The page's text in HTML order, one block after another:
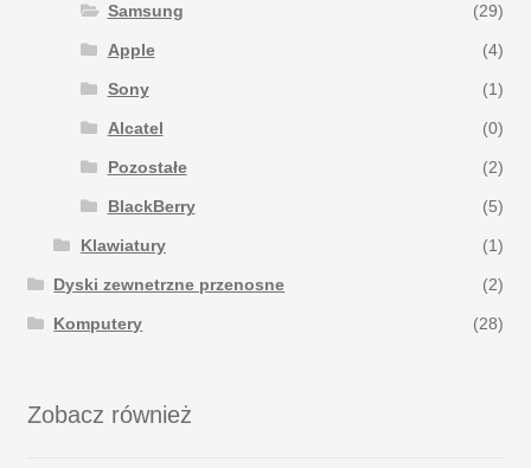
Samsung (29)
Apple (4)
Sony (1)
Alcatel (0)
Pozostałe (2)
BlackBerry (5)
Klawiatury (1)
Dyski zewnetrzne przenosne (2)
Komputery (28)
Zobacz również